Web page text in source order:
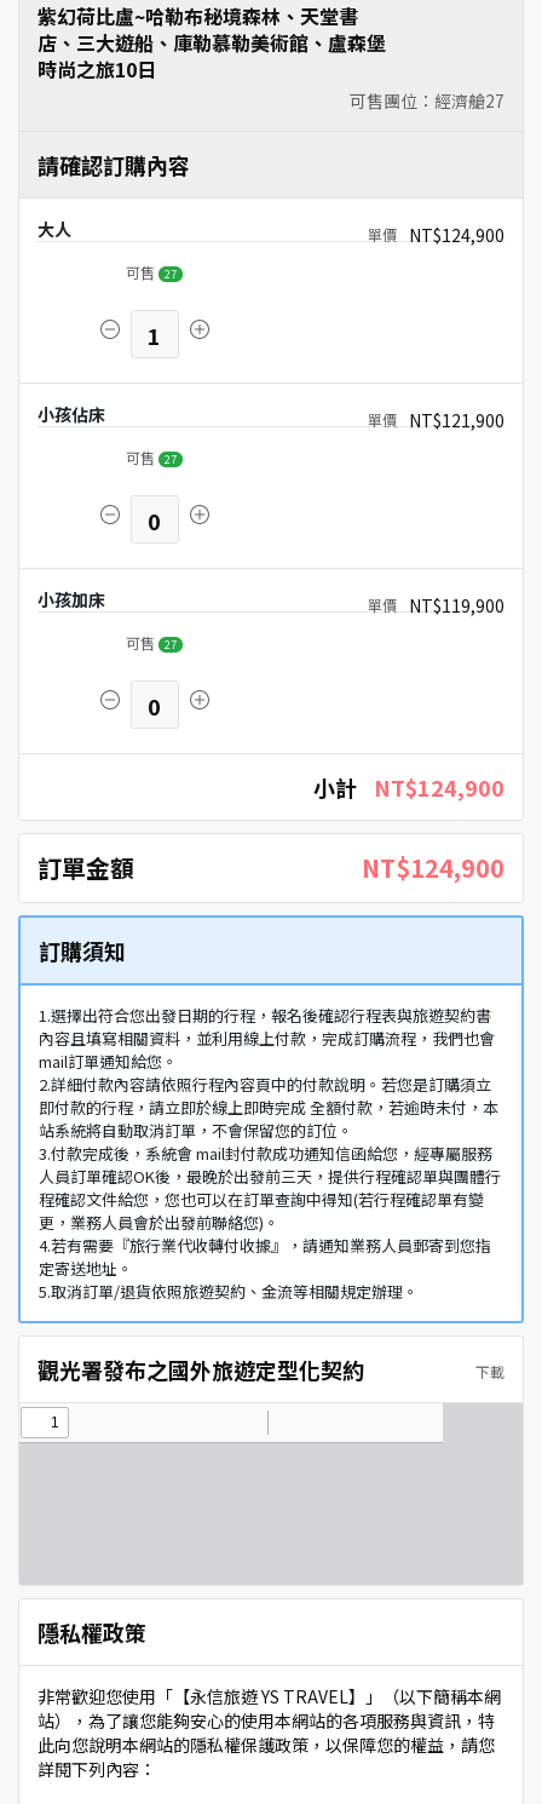
可售團位：經濟艙27
紫幻荷比盧~哈勒布秘境森林、天堂書
店、三大遊船、庫勒慕勒美術館、盧森堡
時尚之旅10日
請確認訂購內容
大人 NT$124,900
可售 27
1
小孩佔床 NT$121,900
可售 27
0
小孩加床 NT$119,900
可售 27
0
小計 NT$124,900
訂單金額 NT$124,900
訂購須知
1.選擇出符合您出發日期的行程，報名後確認行程表與旅遊契約書
內容且填寫相關資料，並利用線上付款，完成訂購流程，我們也會
mail訂單通知給您。
2.詳細付款內容請依照行程內容頁中的付款說明。若您是訂購須立
即付款的行程，請立即於線上即時完成 全額付款，若逾時未付，本
站系統將自動取消訂單，不會保留您的訂位。
3.付款完成後，系統會 mail封付款成功通知信函給您，經專屬服務
人員訂單確認OK後，最晚於出發前三天，提供行程確認單與團體行
程確認文件給您，您也可以在訂單查詢中得知(若行程確認單有變
更，業務人員會於出發前聯絡您)。
4.若有需要『旅行業代收轉付收據』，請通知業務人員郵寄到您指
定寄送地址。
5.取消訂單/退貨依照旅遊契約、金流等相關規定辦理。
觀光署發布之國外旅遊定型化契約 下載
隱私權政策
非常歡迎您使用「【永信旅遊 YS TRAVEL】」（以下簡稱本網
站），為了讓您能夠安心的使用本網站的各項服務與資訊，特
此向您說明本網站的隱私權保護政策，以保障您的權益，請您
詳閱下列內容：